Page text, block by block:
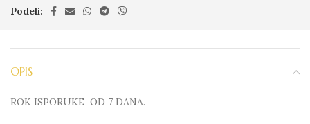
Podeli:
OPIS
ROK ISPORUKE OD 7 DANA.